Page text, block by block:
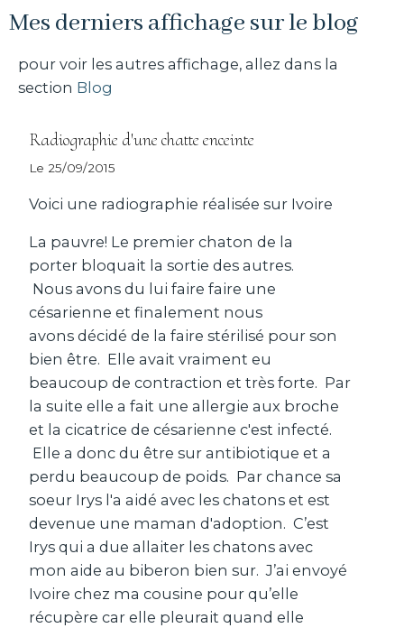
Mes derniers affichage sur le blog
pour voir les autres affichage, allez dans la
section Blog
Radiographie d'une chatte enceinte
Le 25/09/2015
Voici une radiographie réalisée sur Ivoire
La pauvre! Le premier chaton de la
porter bloquait la sortie des autres.
Nous avons du lui faire faire une
césarienne et finalement nous
avons décidé de la faire stérilisé pour son
bien être. Elle avait vraiment eu
beaucoup de contraction et très forte. Par
la suite elle a fait une allergie aux broche
et la cicatrice de césarienne c'est infecté.
Elle a donc du être sur antibiotique et a
perdu beaucoup de poids. Par chance sa
soeur Irys l'a aidé avec les chatons et est
devenue une maman d'adoption. C’est
Irys qui a due allaiter les chatons avec
mon aide au biberon bien sur. J’ai envoyé
Ivoire chez ma cousine pour qu’elle
récupère car elle pleurait quand elle